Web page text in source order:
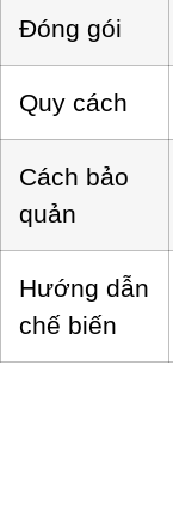
Đóng gói
Quy cách
Cách bảo
quản
Hướng dẫn
chế biến